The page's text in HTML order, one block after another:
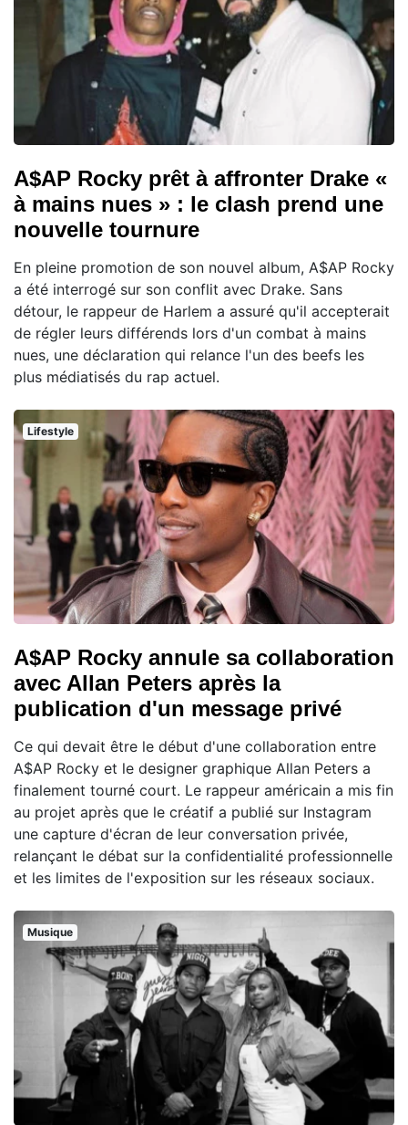
A$AP Rocky prêt à affronter Drake «
à mains nues » : le clash prend une
nouvelle tournure
En pleine promotion de son nouvel album, A$AP Rocky
a été interrogé sur son conflit avec Drake. Sans
détour, le rappeur de Harlem a assuré qu'il accepterait
de régler leurs différends lors d'un combat à mains
nues, une déclaration qui relance l'un des beefs les
plus médiatisés du rap actuel.
Lifestyle
A$AP Rocky annule sa collaboration
avec Allan Peters après la
publication d'un message privé
Ce qui devait être le début d'une collaboration entre
A$AP Rocky et le designer graphique Allan Peters a
finalement tourné court. Le rappeur américain a mis fin
au projet après que le créatif a publié sur Instagram
une capture d'écran de leur conversation privée,
relançant le débat sur la confidentialité professionnelle
et les limites de l'exposition sur les réseaux sociaux.
Musique